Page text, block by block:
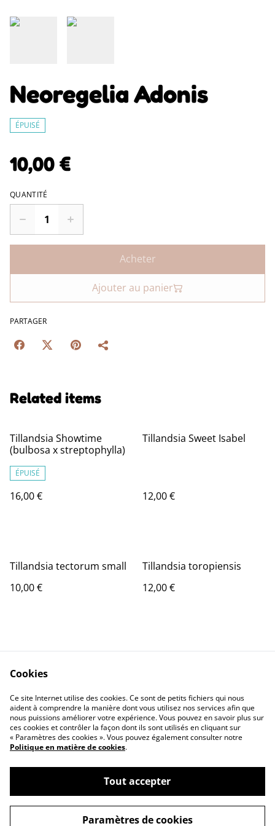
Neoregelia Adonis
ÉPUISÉ
10,00 €
QUANTITÉ
Acheter
Ajouter au panier
PARTAGER
Related items
Tillandsia Showtime
(bulbosa x streptophylla)
ÉPUISÉ
16,00 €
Tillandsia Sweet Isabel
12,00 €
Tillandsia tectorum small
10,00 €
Tillandsia toropiensis
12,00 €
Contact Us
Legal Terms
Privacy Policy
Cookie Policy
©2026JD Greenhouse
Cookies
Ce site Internet utilise des cookies. Ce sont de petits fichiers qui nous
aident à comprendre la manière dont vous utilisez nos services afin que
nous puissions améliorer votre expérience. Vous pouvez en savoir plus sur
ces cookies et contrôler la façon dont ils sont utilisés en cliquant sur
« Paramètres des cookies ». Vous pouvez également consulter notre
Politique en matière de cookies.
Tout accepter
Paramètres de cookies